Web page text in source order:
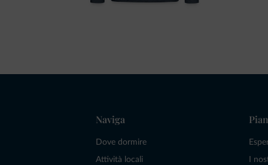
Naviga
Dove dormire
Attività locali I